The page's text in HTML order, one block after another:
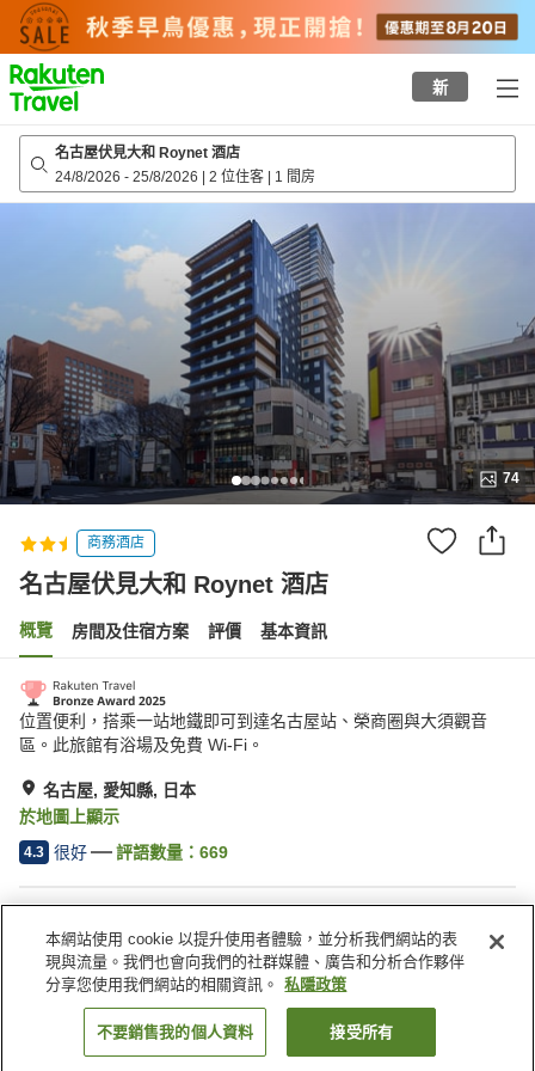
to
top
page
新
名古屋伏見大和 Roynet 酒店
24/8/2026 - 25/8/2026 | 2 位住客 | 1 間房
74
商務酒店
名古屋伏見大和 Roynet 酒店
概覽 房間及住宿方案 評價 基本資訊
位置便利，搭乘一站地鐵即可到達名古屋站、榮商圈與大須觀音
區。此旅館有浴場及免費 Wi-Fi。
名古屋, 愛知縣, 日本
於地圖上顯示
4.3 很好 評語數量： 669
Wi-Fi
步行 5 分鐘可到車站
自動販賣機
收費洗衣房
日本 愛知縣 名古屋 名古屋伏見大和 Roynet 酒店
找客房
本網站使用 cookie 以提升使用者體驗，並分析我們網站的表
現與流量。我們也會向我們的社群媒體、廣告和分析合作夥伴
分享您使用我們網站的相關資訊。
私隱政策
不要銷售我的個人資料 接受所有